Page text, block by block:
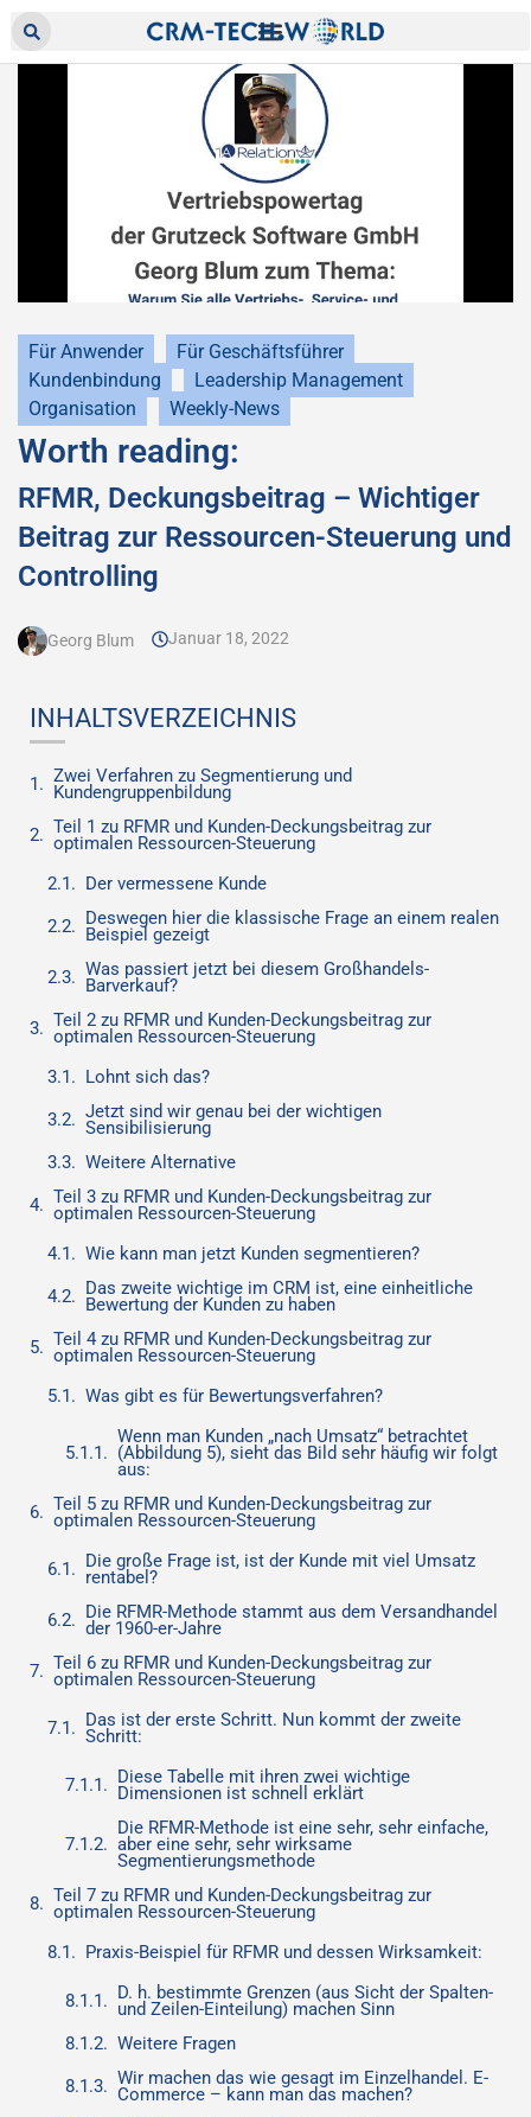
Für Anwender
Für Geschäftsführer
Kundenbindung
Leadership Management
Organisation
Weekly-News
Worth reading:
RFMR, Deckungsbeitrag – Wichtiger
Beitrag zur Ressourcen-Steuerung und
Controlling
Georg Blum Januar 18, 2022
INHALTSVERZEICHNIS
Zwei Verfahren zu Segmentierung und
Kundengruppenbildung
Teil 1 zu RFMR und Kunden-Deckungsbeitrag zur
optimalen Ressourcen-Steuerung
Der vermessene Kunde
Deswegen hier die klassische Frage an einem realen
Beispiel gezeigt
Was passiert jetzt bei diesem Großhandels-
Barverkauf?
Teil 2 zu RFMR und Kunden-Deckungsbeitrag zur
optimalen Ressourcen-Steuerung
Lohnt sich das?
Jetzt sind wir genau bei der wichtigen
Sensibilisierung
Weitere Alternative
Teil 3 zu RFMR und Kunden-Deckungsbeitrag zur
optimalen Ressourcen-Steuerung
Wie kann man jetzt Kunden segmentieren?
Das zweite wichtige im CRM ist, eine einheitliche
Bewertung der Kunden zu haben
Teil 4 zu RFMR und Kunden-Deckungsbeitrag zur
optimalen Ressourcen-Steuerung
Was gibt es für Bewertungsverfahren?
Wenn man Kunden „nach Umsatz“ betrachtet
(Abbildung 5), sieht das Bild sehr häufig wir folgt
aus:
Teil 5 zu RFMR und Kunden-Deckungsbeitrag zur
optimalen Ressourcen-Steuerung
Die große Frage ist, ist der Kunde mit viel Umsatz
rentabel?
Die RFMR-Methode stammt aus dem Versandhandel
der 1960-er-Jahre
Teil 6 zu RFMR und Kunden-Deckungsbeitrag zur
optimalen Ressourcen-Steuerung
Das ist der erste Schritt. Nun kommt der zweite
Schritt:
Diese Tabelle mit ihren zwei wichtige
Dimensionen ist schnell erklärt
Die RFMR-Methode ist eine sehr, sehr einfache,
aber eine sehr, sehr wirksame
Segmentierungsmethode
Teil 7 zu RFMR und Kunden-Deckungsbeitrag zur
optimalen Ressourcen-Steuerung
Praxis-Beispiel für RFMR und dessen Wirksamkeit:
D. h. bestimmte Grenzen (aus Sicht der Spalten-
und Zeilen-Einteilung) machen Sinn
Weitere Fragen
Wir machen das wie gesagt im Einzelhandel. E-
Commerce – kann man das machen?